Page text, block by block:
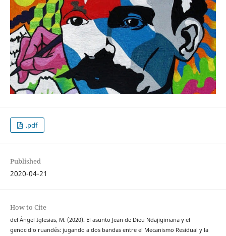
.pdf
Published
2020-04-21
How to Cite
del Ángel Iglesias, M. (2020). El asunto Jean de Dieu Ndajigimana y el
genocidio ruandés: jugando a dos bandas entre el Mecanismo Residual y la